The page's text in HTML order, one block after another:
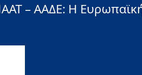
– ΑΑΔΕ: H